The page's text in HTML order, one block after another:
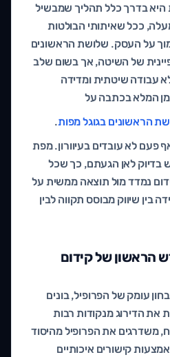
היא בדרך כלל תהליך שמבשיל
ככל שאיתותי הבולטות
על העסק. שלושת הראשונים
של השיטה, אך בשום שלב
עבודה שיטתית ומדידה
המלא בכתבה על
הראשונים בגוגל מפות.
פעם לא עובדים בעיוורון. מפת
בדיוק לאן הגעתם, כך שכל
נמדד מול תוצאה ממשית על
בין שיווק מבוסס תקווה לבין
הראשון של קידום
עומק של הפרופיל, בונים
הדירוג מנקודות רבות
משדרגים את הפרופיל מהיסוד
קישורים איכותיים